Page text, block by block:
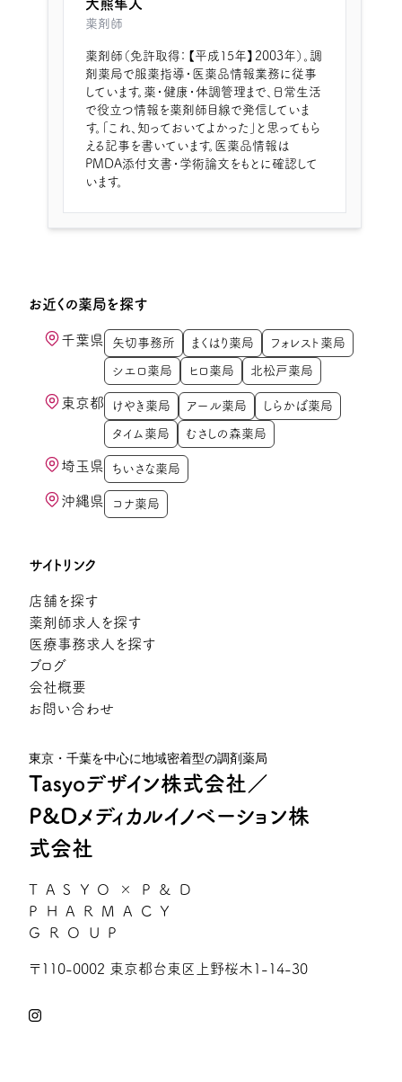
大熊隼人
薬剤師
薬剤師（免許取得：【平成15年】2003年）。調
剤薬局で服薬指導・医薬品情報業務に従事
しています。薬・健康・体調管理まで、日常生活
で役立つ情報を薬剤師目線で発信していま
す。「これ、知っておいてよかった」と思ってもら
える記事を書いています。医薬品情報は
PMDA添付文書・学術論文をもとに確認して
います。
東京・千葉を中心に地域密着型の調剤薬局
Tasyoデザイン株式会社／
P&Dメディカルイノベーション株
式会社
TASYO×P&D
PHARMACY
GROUP
〒110-0002 東京都台東区上野桜木1-14-30
お近くの薬局を探す
千葉県 矢切事務所 まくはり薬局 フォレスト薬局
シエロ薬局 ヒロ薬局 北松戸薬局
東京都 けやき薬局 アール薬局 しらかば薬局
タイム薬局 むさしの森薬局
埼玉県 ちいさな薬局
沖縄県 コナ薬局
サイトリンク
店舗を探す
薬剤師求人を探す
医療事務求人を探す
ブログ
会社概要
お問い合わせ